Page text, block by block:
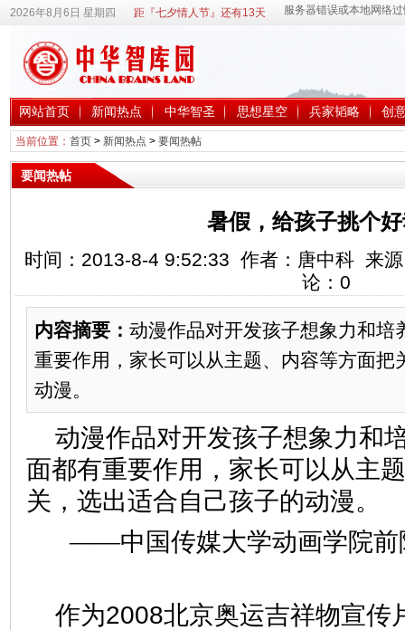
2026年8月6日 星期四 距『七夕情人节』还有13天
网站首页 新闻热点 中华智圣 思想星空 兵家韬略 创
当前位置： 首页> 新闻热点 > 要闻热帖
要闻热帖
暑假，给孩子挑个
时间：2013-8-4 9:52:33 作者：唐中科 来
论： 0
内容摘要： 动漫作品对开发孩子想象力和培
重要作用，家长可以从主题、内容等方面把
动漫。
动漫作品对开发孩子想象力和
面都有重要作用，家长可以从主
关，选出适合自己孩子的动漫。
——中国传媒大学动画学院前
作为2008北京奥运吉祥物宣传